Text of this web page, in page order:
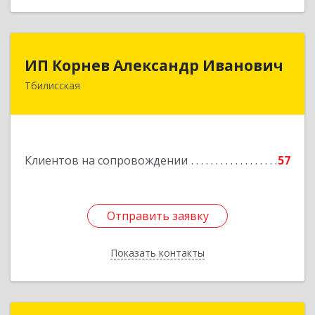
ИП Корнев Александр Иванович
Тбилисская
Клиентов на сопровождении 57
Отправить заявку
Показать контакты
352360, Краснодарский край, Тбилисский р-н,
Отправить заявку
Назад